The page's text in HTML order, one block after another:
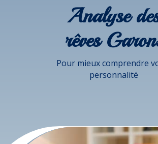
Analyse
rêves
Pour mieux comprendre
personnalité